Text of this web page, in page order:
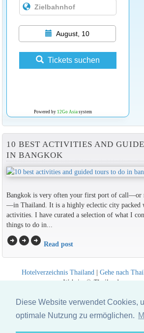
Diese Website verwendet Cookies,
optimale Nutzung zu ermöglichen.
August, 10
Tickets suchen
Powered by 12Go Asiasystem
10 BEST ACTIVITIES AND
IN BANGKOK
Bangkok is very often your first port of call—or
—in Thailand. It is a highly eclectic city packed
activities. I have curated a selection of what I
things to do in...
arrow_circle_rightarrow_circle_rightarrow_circle_right Read post
Hotelverzeichnis Thailand | Gehe nach
Website © Thailandee.com -